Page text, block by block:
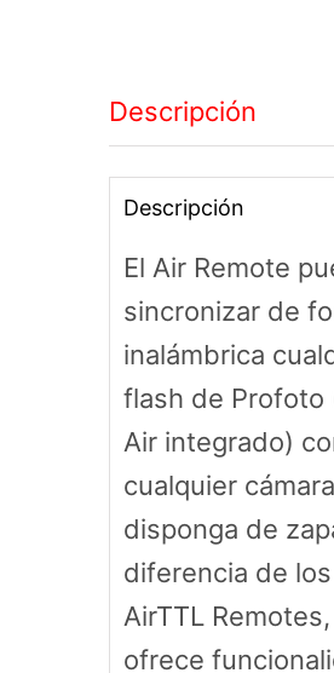
Descripción
Descripción
El Air Remote
sincronizar de
inalámbrica
flash de Profoto
Air integrado)
cualquier
disponga de
diferencia de los
AirTTL
ofrece